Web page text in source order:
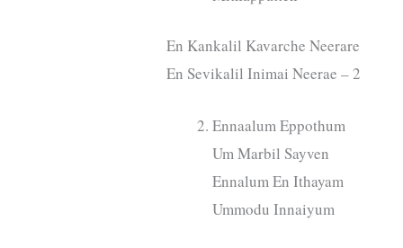
En Kankalil Kavarche Neerare
En Sevikalil Inimai Neerae – 2
Ennaalum Eppothum
Um Marbil Sayven
Ennalum En Ithayam
Ummodu Innaiyum